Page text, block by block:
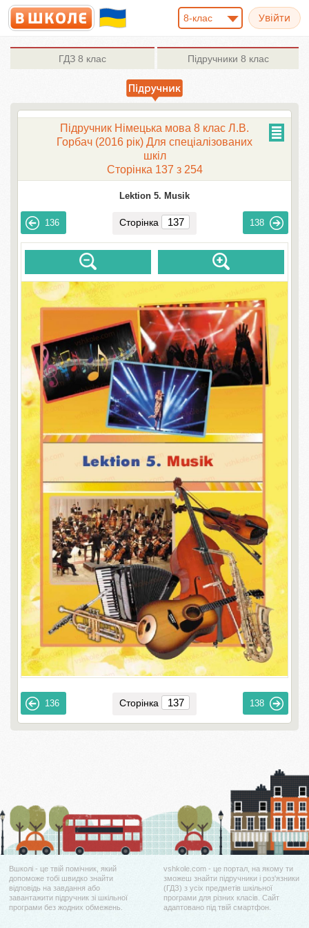
8-клас
ГДЗ 8 клас Підручники 8 клас
Підручник Німецька мова 8 клас Л.В.
Горбач (2016 рік) Для спеціалізованих
шкіл
Сторінка 137 з 254
Lektion 5. Musik
136 Сторінка 138
136 Сторінка 138
Вшколі - це твій помічник, який
допоможе тобі швидко знайти
відповідь на завдання або
завантажити підручник зі шкільної
програми без жодних обмежень.
vshkole.com - це портал, на якому ти
зможеш знайти підручники і роз'язники
(ГДЗ) з усіх предметів шкільної
програми для різних класів. Сайт
адаптовано під твій смартфон.